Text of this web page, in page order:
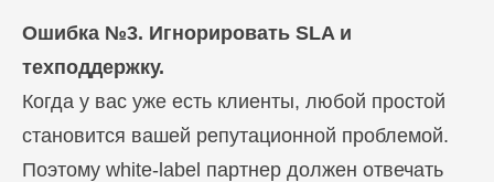
Ошибка №3. Игнорировать SLA и
техподдержку.
Когда у вас уже есть клиенты, любой простой
становится вашей репутационной проблемой.
Поэтому white-label партнер должен отвечать